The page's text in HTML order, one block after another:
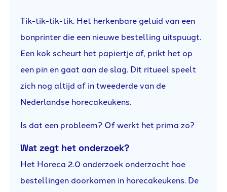
Tik-tik-tik-tik. Het herkenbare geluid van een
bonprinter die een nieuwe bestelling uitspuugt.
Een kok scheurt het papiertje af, prikt het op
een pin en gaat aan de slag. Dit ritueel speelt
zich nog altijd af in tweederde van de
Nederlandse horecakeukens.
Is dat een probleem? Of werkt het prima zo?
Wat zegt het onderzoek?
Het Horeca 2.0 onderzoek onderzocht hoe
bestellingen doorkomen in horecakeukens. De